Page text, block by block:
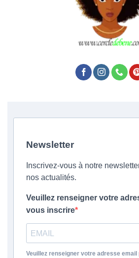
Newsletter
Inscrivez-vous à notre
nos actualités.
Veuillez renseigner votre
vous inscrire
Veuillez renseigner votre adresse